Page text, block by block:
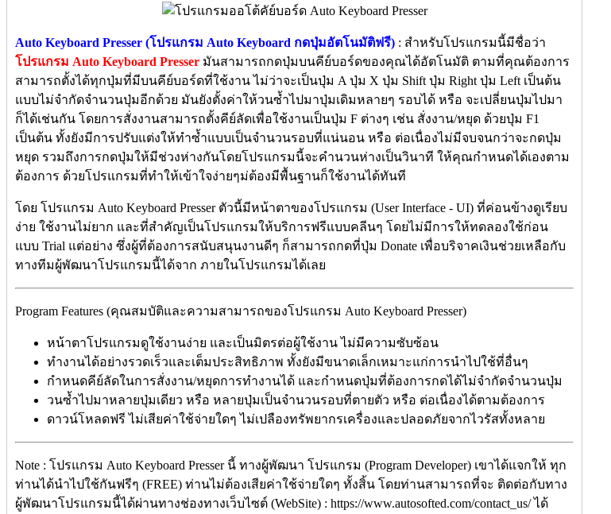
Auto Keyboard Presser (โปรแกรม Auto Keyboard กดปุ่มอัตโนมัติฟรี) : สำหรับโปรแกรมนี้มีชื่อว่า
โปรแกรม Auto Keyboard Presser มันสามารถกดปุ่มบนคีย์บอร์ดของคุณได้อัตโนมัติ ตามที่คุณต้องการ
สามารถตั้งได้ทุกปุ่มที่มีบนคีย์บอร์ดที่ใช้งาน ไม่ว่าจะเป็นปุ่ม A ปุ่ม X ปุ่ม Shift ปุ่ม Right ปุ่ม Left เป็นต้น
แบบไม่จำกัดจำนวนปุ่มอีกด้วย มันยังตั้งค่าให้วนซ้ำไปมาปุ่มเดิมหลายๆ รอบได้ หรือ จะเปลี่ยนปุ่มไปมา
ก็ได้เช่นกัน โดยการสั่งงานสามารถตั้งคีย์ลัดเพื่อใช้งานเป็นปุ่ม F ต่างๆ เช่น สั่งงาน/หยุด ด้วยปุ่ม F1
เป็นต้น ทั้งยังมีการปรับแต่งให้ทำซ้ำแบบเป็นจำนวนรอบที่แน่นอน หรือ ต่อเนื่องไม่มีจบจนกว่าจะกดปุ่ม
หยุด รวมถึงการกดปุ่มให้มีช่วงห่างกันโดยโปรแกรมนี้จะคำนวนห่างเป็นวินาที ให้คุณกำหนดได้เองตาม
ต้องการ ด้วยโปรแกรมที่ทำให้เข้าใจง่ายๆม่ต้องมีพื้นฐานก็ใช้งานได้ทันที
โดย โปรแกรม Auto Keyboard Presser ตัวนี้มีหน้าตาของโปรแกรม (User Interface - UI) ที่ค่อนข้างดูเรียบ
ง่าย ใช้งานไม่ยาก และที่สำคัญเป็นโปรแกรมให้บริการฟรีแบบคลีนๆ โดยไม่มีการให้ทดลองใช้ก่อน
แบบ Trial แต่อย่าง ซึ่งผู้ที่ต้องการสนับสนุนงานดีๆ ก็สามารถกดที่ปุ่ม Donate เพื่อบริจาคเงินช่วยเหลือกับ
ทางทีมผู้พัฒนาโปรแกรมนี้ได้จาก ภายในโปรแกรมได้เลย
Program Features (คุณสมบัติและความสามารถของโปรแกรม Auto Keyboard Presser)
หน้าตาโปรแกรมดูใช้งานง่าย และเป็นมิตรต่อผู้ใช้งาน ไม่มีความซับซ้อน
ทำงานได้อย่างรวดเร็วและเต็มประสิทธิภาพ ทั้งยังมีขนาดเล็กเหมาะแก่การนำไปใช้ที่อื่นๆ
กำหนดคีย์ลัดในการสั่งงาน/หยุดการทำงานได้ และกำหนดปุ่มที่ต้องการกดได้ไม่จำกัดจำนวนปุ่ม
วนซ้ำไปมาหลายปุ่มเดียว หรือ หลายปุ่มเป็นจำนวนรอบที่ตายตัว หรือ ต่อเนื่องได้ตามต้องการ
ดาวน์โหลดฟรี ไม่เสียค่าใช้จ่ายใดๆ ไม่เปลืองทรัพยากรเครื่องและปลอดภัยจากไวรัสทั้งหลาย
Note : โปรแกรม Auto Keyboard Presser นี้ ทางผู้พัฒนา โปรแกรม (Program Developer) เขาได้แจกให้ ทุก
ท่านได้นำไปใช้กันฟรีๆ (FREE) ท่านไม่ต้องเสียค่าใช้จ่ายใดๆ ทั้งสิ้น โดยท่านสามารถที่จะ ติดต่อกับทาง
ผู้พัฒนาโปรแกรมนี้ได้ผ่านทางช่องทางเว็บไซต์ (WebSite) : https://www.autosofted.com/contact_us/ ได้